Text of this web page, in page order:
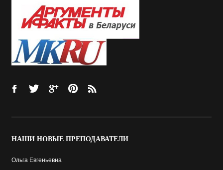
НАШИ НОВЫЕ ПРЕПОДАВАТЕЛИ
Ольга Евгеньевна